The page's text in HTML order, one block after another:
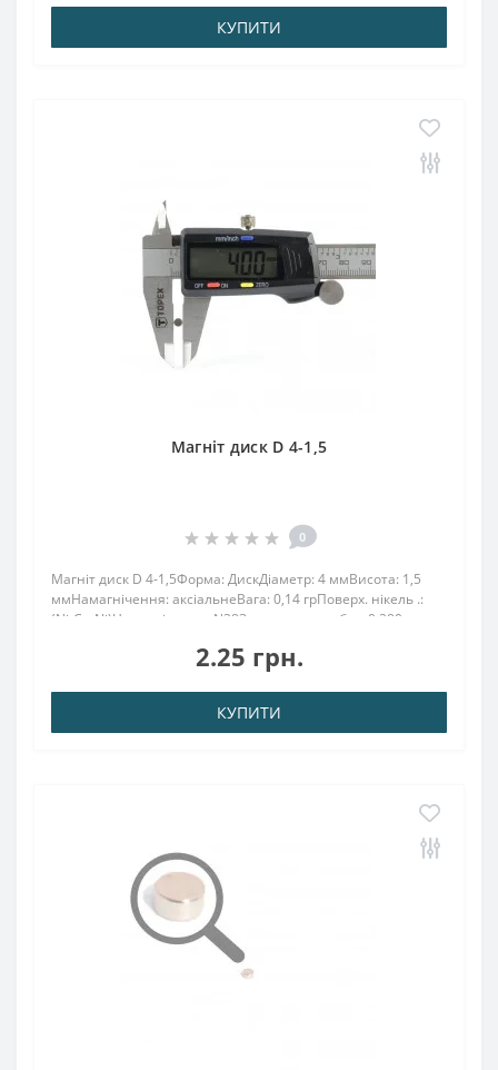
КУПИТИ
Магніт диск D 4-1,5
0
Магніт диск D 4-1,5Форма: ДискДіаметр: 4 ммВисота: 1,5
ммНамагнічення: аксіальнеВага: 0,14 грПоверх. нікель .:
(Ni-Cu-Ni)Намагнічення: N38Зчеплення прибл .: 0.280
силу зчеплення 0,280 кг. та викор..
2.25 грн.
КУПИТИ